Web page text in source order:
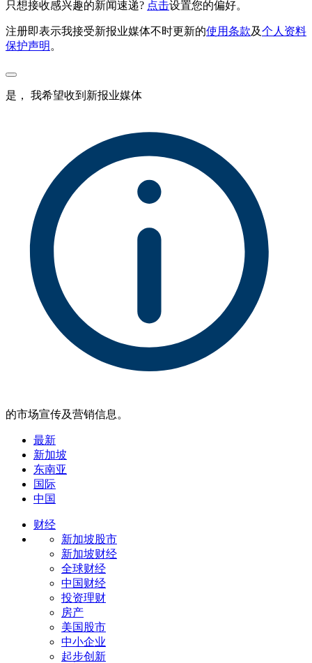
只想接收感兴趣的新闻速递? 点击设置您的偏好。
注册即表示我接受新报业媒体不时更新的使用条款及个人资料
保护声明 。
是， 我希望收到新报业媒体
的市场宣传及营销信息。
最新
新加坡
东南亚
国际
中国
财经
新加坡股市
新加坡财经
全球财经
中国财经
投资理财
房产
美国股市
中小企业
起步创新